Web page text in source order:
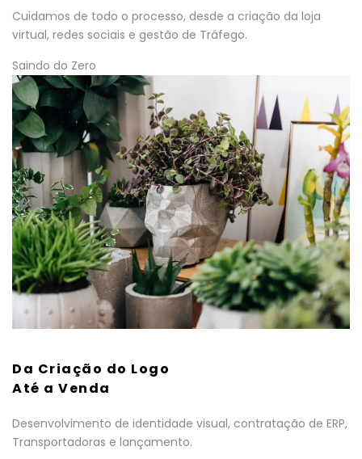
Cuidamos de todo o processo, desde a criação da loja
virtual, redes sociais e gestão de Tráfego.
Saindo do Zero
Da Criação do Logo
Até a Venda
Desenvolvimento de identidade visual, contratação de ERP,
Transportadoras e lançamento.